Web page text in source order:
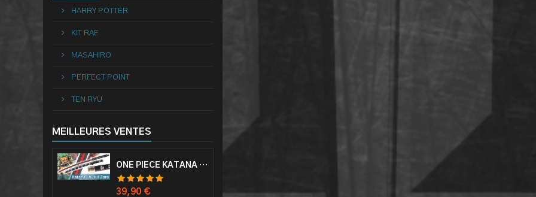
HARRY POTTER
KIT RAE
MASAHIRO
PERFECT POINT
TEN RYU
MEILLEURES VENTES
ONE PIECE KATANA ZORO RORONOA SHUSUI EPÉE SABRE ACIER
Prix
39,90 €